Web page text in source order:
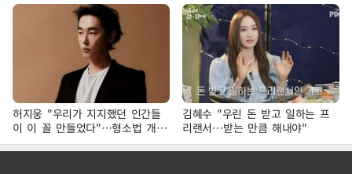
허지웅 "우리가 지지했던 인간들
이 이 꼴 만들었다"…형소법 개정
에 격한 반응
김혜수 "우린 돈 받고 일하는 프
리랜서…받는 만큼 해내야"